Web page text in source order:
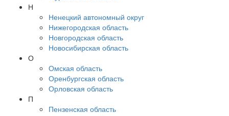
Н
Ненецкий автономный округ
Нижегородская область
Новгородская область
Новосибирская область
О
Омская область
Оренбургская область
Орловская область
П
Пензенская область